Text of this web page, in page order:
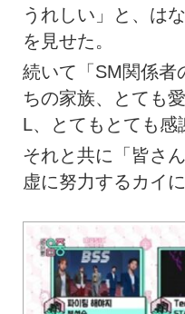
うれしい」と、は
を見せた。
続いて「SM関係者
ちの家族、とても
L、とてもとても感
それと共に「皆さ
虚に努力するカイ